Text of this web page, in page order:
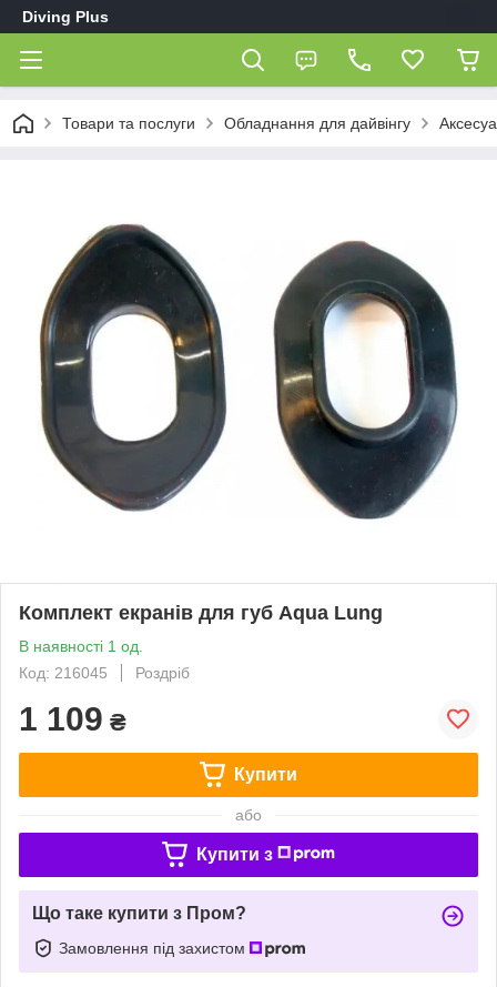
Diving Plus
Товари та послуги Обладнання для дайвінгу
Комплект екранів для губ Aqua Lung
В наявності 1 од.
Код: 216045
Роздріб
1 109 ₴
Купити
або
Купити з
Що таке купити з Пром?
Замовлення під захистом